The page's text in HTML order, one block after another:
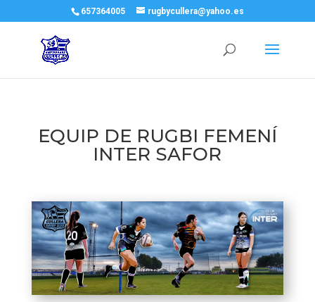
657364005 rugbycullera@yahoo.es
EQUIP DE RUGBI FEMENÍ
INTER SAFOR